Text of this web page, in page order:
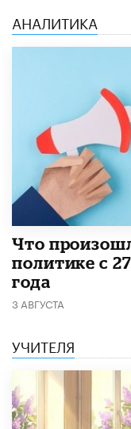
АНАЛИТИКА
​Что
политике с
года
3 АВГУСТА
УЧИТЕЛЯ